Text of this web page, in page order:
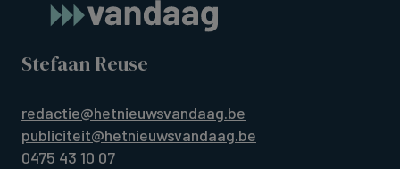
Stefaan Reuse
redactie@hetnieuwsvandaag.be
publiciteit@hetnieuwsvandaag.be
0475 43 10 07